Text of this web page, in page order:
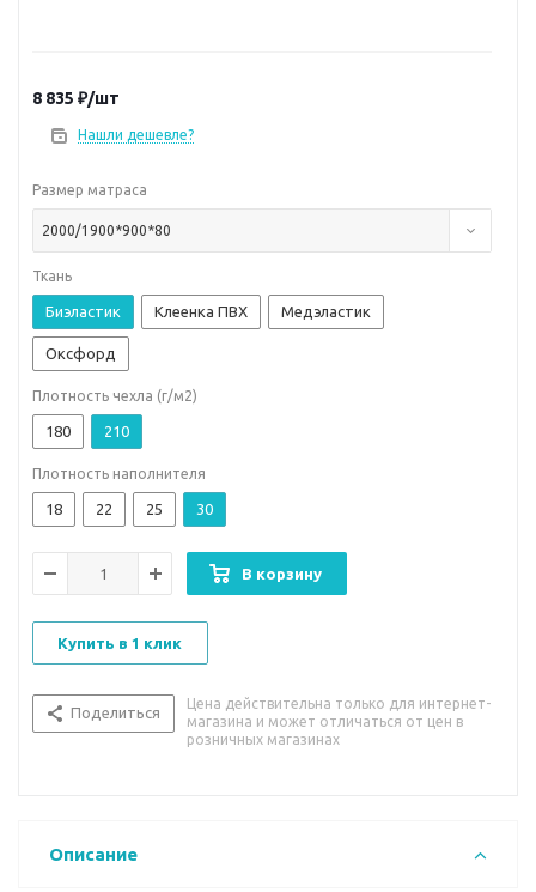
8 835 ₽/шт
Нашли дешевле?
Размер матраса
2000/1900*900*80
Ткань
Биэластик Клеенка ПВХ Медэластик
Оксфорд
Плотность чехла (г/м2)
180 210
Плотность наполнителя
18 22 25 30
В корзину
Купить в 1 клик
Поделиться
Цена действительна только для интернет-
магазина и может отличаться от цен в
розничных магазинах
Описание